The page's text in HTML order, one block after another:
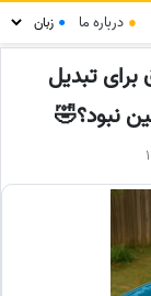
● درباره ما ●
تبدیل